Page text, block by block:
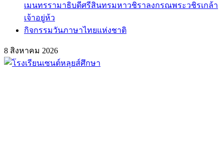
เมนทรรามาธิบดีศรีสินทรมหาวชิราลงกรณพระวชิรเกล้า
เจ้าอยู่ห้ว
กิจกรรมวันภาษาไทยแห่งชาติ
8 สิงหาคม 2026